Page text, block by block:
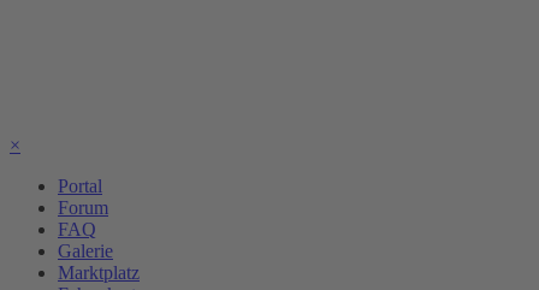
×
Portal
Forum
FAQ
Galerie
Marktplatz